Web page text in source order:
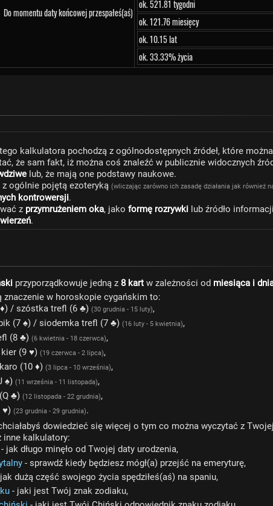
Do momentu daty końcowej przespałeś(aś)
ok. 521.81 tygodni
ok. 121.76 miesięcy
ok. 10.15 lat
ok. 33.33% życia
kalkulatora pochodzą z ogólnodostępnych źródeł, które
że sam fakt, iż można coś znaleźć w publicznie widocznych
lub, że mają one podstawy naukowe.
ogólnie pojętą ezoteryką (wliczając zarówno ich zasadę działania jak również
kontrowersji.
z przymrużeniem oka, jako formę rozrywkilub źródło
.
przyporządkowuje jedną z 8 kart w zależności od miesiąca i
znaczenie w horoskopie cygańskim to:
/ szóstka trefl (6 ♣) (30 grudnia - 15 luty),
(7 ♠) / siodemka trefl (7 ♣) (16 luty - 5 kwietnia),
(8 ♣) (6 kwietnia - 18 czerwca),
(9 ♥) (19 czerwca - 2 lipca),
(10 ♦) (3 lipca - 10 września),
♠) (11 września - 11 listopada),
♣) (12 listopada - 22 grudnia),
♥) (23 grudnia - 29 grudnia).
dowiedzieć się więcej o tym co można wyczytać z
inne kalkulatory:
jak długo minęło od Twojej daty urodzenia,
- sprawdź kiedy będziesz mógł(a) przejść na emeryturę,
dużą część swojego życia spędziłeś(aś) na spaniu,
- jaki jest Twój znak zodiaku,